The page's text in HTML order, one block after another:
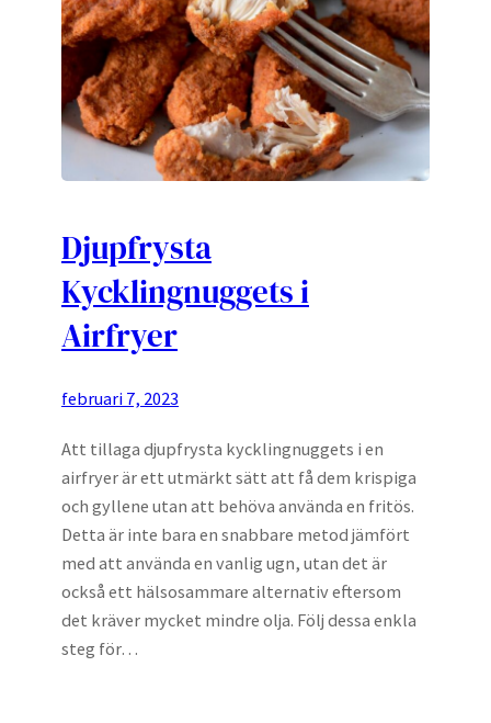
Djupfrysta
Kycklingnuggets i
Airfryer
februari 7, 2023
Att tillaga djupfrysta kycklingnuggets i en
airfryer är ett utmärkt sätt att få dem krispiga
och gyllene utan att behöva använda en fritös.
Detta är inte bara en snabbare metod jämfört
med att använda en vanlig ugn, utan det är
också ett hälsosammare alternativ eftersom
det kräver mycket mindre olja. Följ dessa enkla
steg för…